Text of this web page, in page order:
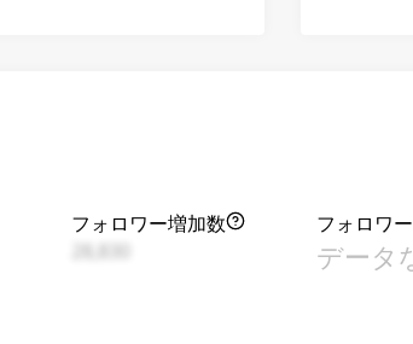
フォロワー増加数
フォロワ
データ